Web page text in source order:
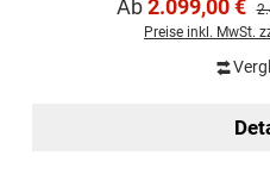
Ab2.099,00 €
Preise inkl. MwSt.